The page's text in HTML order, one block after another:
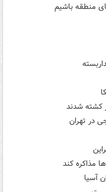
منطقه باشیم
در تهران
مذاکره کند
آسیا